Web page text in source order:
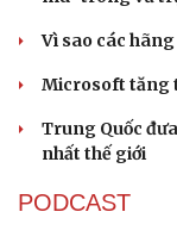
Giá thu cũ